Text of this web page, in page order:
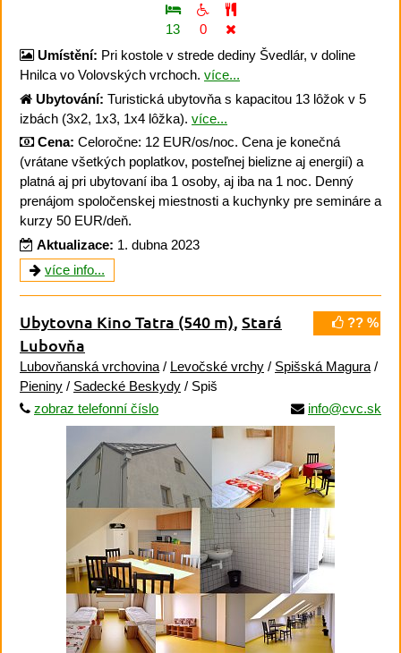
13
0
Umístění: Pri kostole v strede dediny Švedlár, v doline
Hnilca vo Volovských vrchoch. více...
Ubytování: Turistická ubytovňa s kapacitou 13 lôžok v 5
izbách (3x2, 1x3, 1x4 lôžka). více...
Cena: Celoročne: 12 EUR/os/noc. Cena je konečná
(vrátane všetkých poplatkov, posteľnej bielizne aj energií) a
platná aj pri ubytovaní iba 1 osoby, aj iba na 1 noc. Denný
prenájom spoločenskej miestnosti a kuchynky pre semináre a
kurzy 50 EUR/deň.
Aktualizace: 1. dubna 2023
více info...
?? %
Ubytovna Kino Tatra (540 m), Stará
Lubovňa
Lubovňanská vrchovina / Levočské vrchy / Spišská Magura /
Pieniny / Sadecké Beskydy / Spiš
zobraz telefonní číslo
info@cvc.sk